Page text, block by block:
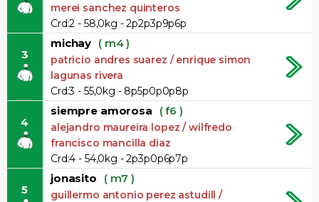
merei sanchez quinteros
Crd:2 - 58,0kg - 2p2p3p9p6p
3
michay ( m4 )
patricio andres suarez / enrique simon
lagunas rivera
Crd:3 - 55,0kg - 8p5p0p0p8p
4
siempre amorosa ( f6 )
alejandro maureira lopez / wilfredo
francisco mancilla diaz
Crd:4 - 54,0kg - 2p3p0p6p7p
5
jonasito ( m7 )
guillermo antonio perez astudill /